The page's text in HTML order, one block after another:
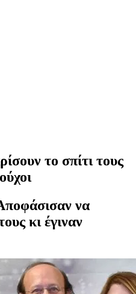
το σπίτι τους
να
κι έγιναν